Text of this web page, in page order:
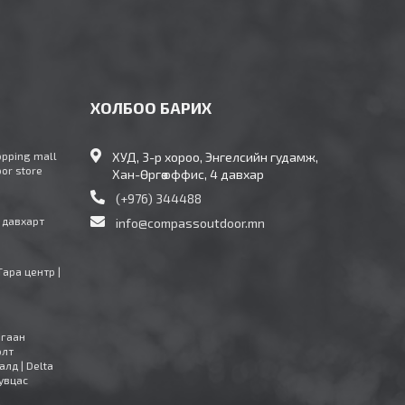
mall
store
давхарт
центр |
| Delta
ХОЛБОО БАРИХ
ХУД, 3-р хороо, Энгелсийн гудамж,
Хан-Өргөө оффис, 4 давхар
(+976) 344488
info@compassoutdoor.mn